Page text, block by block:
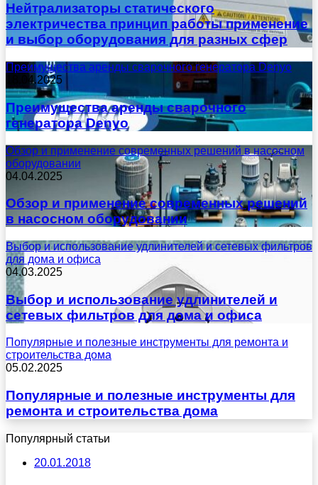
Нейтрализаторы статического
электричества принцип работы применение
и выбор оборудования для разных сфер
Преимущества аренды сварочного генератора Denyo
18.04.2025
Преимущества аренды сварочного
генератора Denyo
Обзор и применение современных решений в насосном
оборудовании
04.04.2025
Обзор и применение современных решений
в насосном оборудовании
Выбор и использование удлинителей и сетевых фильтров
для дома и офиса
04.03.2025
Выбор и использование удлинителей и
сетевых фильтров для дома и офиса
Популярные и полезные инструменты для ремонта и
строительства дома
05.02.2025
Популярные и полезные инструменты для
ремонта и строительства дома
Популярный статьи
20.01.2018